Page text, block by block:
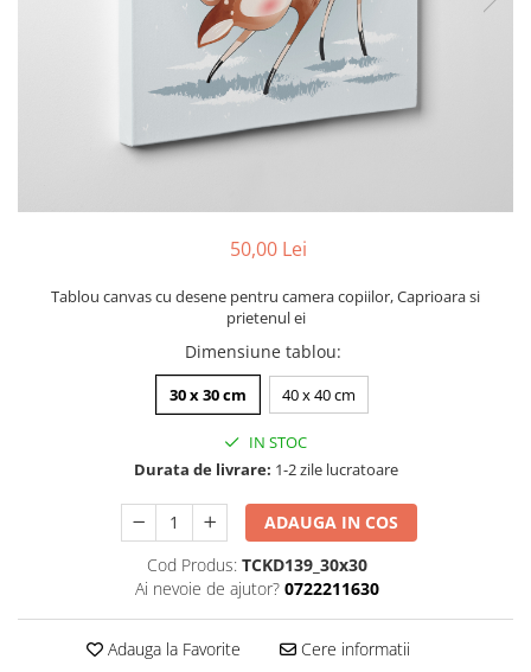
Tricou personalizat cu imaginea
sau textul tau
Tricouri pescari
Tricouri gameri
Tricouri music is life
Tricouri sporturi de iarna
Tricouri ski
50,00 Lei
Tablou canvas cu desene pentru camera copiilor, Caprioara si
prietenul ei
Dimensiune tablou:
30 x 30 cm 40 x 40 cm
IN STOC
Durata de livrare: 1-2 zile lucratoare
ADAUGA IN COS
Cod Produs: TCKD139_30x30
Ai nevoie de ajutor? 0722211630
Adauga la Favorite Cere informatii